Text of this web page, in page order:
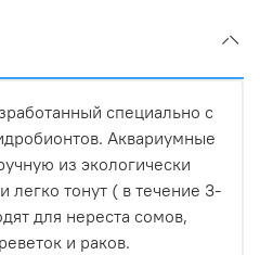
специально с
Аквариумные
из экологически
легко тонут ( в течение 3-
для нереста сомов,
и раков.